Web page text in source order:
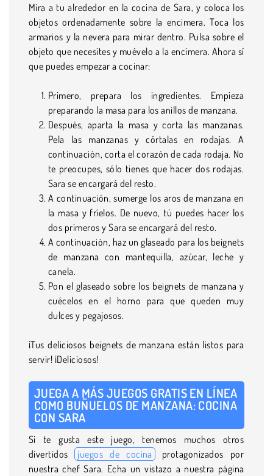
Mira a tu alrededor en la cocina de Sara, y coloca los
objetos ordenadamente sobre la encimera. Toca los
armarios y la nevera para mirar dentro. Pulsa sobre el
objeto que necesites y muévelo a la encimera. Ahora sí
que puedes empezar a cocinar:
Primero, prepara los ingredientes. Empieza
preparando la masa para los anillos de manzana.
Después, aparta la masa y corta las manzanas.
Pela las manzanas y córtalas en rodajas. A
continuación, corta el corazón de cada rodaja. No
te preocupes, sólo tienes que hacer dos rodajas.
Sara se encargará del resto.
A continuación, sumerge los aros de manzana en
la masa y fríelos. De nuevo, tú puedes hacer los
dos primeros y Sara se encargará del resto.
A continuación, haz un glaseado para los beignets
de manzana con mantequilla, azúcar, leche y
canela.
Pon el glaseado sobre los beignets de manzana y
cuécelos en el horno para que queden muy
dulces y pegajosos.
¡Tus deliciosos beignets de manzana están listos para
servir! ¡Deliciosos!
JUEGA A MÁS JUEGOS GRATIS EN LÍNEA
COMO BUÑUELOS DE MANZANA: COCINA
CON SARA
Si te gusta este juego, tenemos muchos otros
divertidos juegos de cocina protagonizados por
nuestra chef Sara. Echa un vistazo a nuestra página